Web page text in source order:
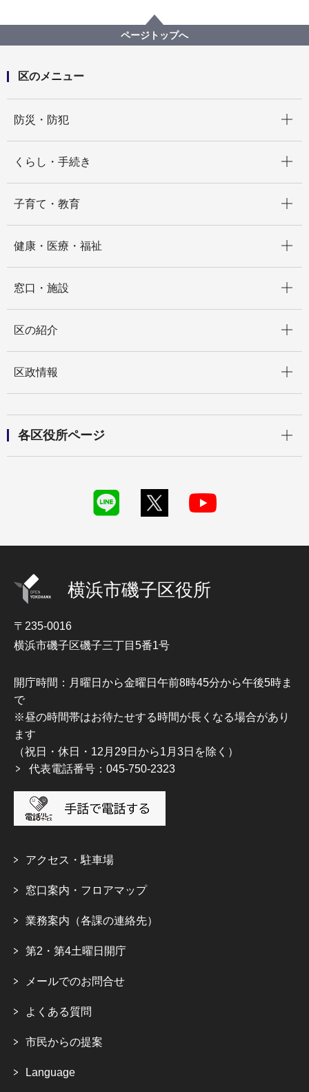
ISOGOフォトニュース
磯子区青少年健全育成講演会・磯子区人権啓発講演会
を開催しました。
ページトップへ
区のメニュー
防災・防犯
くらし・手続き
子育て・教育
健康・医療・福祉
窓口・施設
区の紹介
区政情報
各区役所ページ
横浜市磯子区役所
〒235-0016
横浜市磯子区磯子三丁目5番1号
開庁時間：月曜日から金曜日午前8時45分から午後5時ま
で
※昼の時間帯はお待たせする時間が長くなる場合があり
ます
（祝日・休日・12月29日から1月3日を除く）
代表電話番号：045-750-2323
アクセス・駐車場
窓口案内・フロアマップ
業務案内（各課の連絡先）
第2・第4土曜日開庁
メールでのお問合せ
よくある質問
市民からの提案
Language